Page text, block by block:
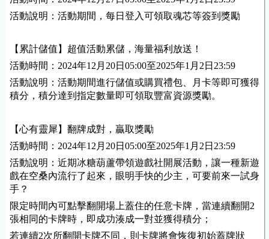
活動說明：活動期間，每日登入可領取魂芯等簽到獎勵
【累計儲值】超值活動累儲，海量福利放送！
活動時間：2024年12月20日05:00至2025年1月2日23:59
活動說明：活動期間進行儲值或購買禮包、月卡等即可獲得
積分，積分達到指定數量即可領取豐富資源獎勵。
【心有靈犀】翻牌成對，贏取獎勵
活動時間：2024年12月20日05:00至2025年1月2日23:59
活動說明：近期冰糖葫蘆帶領遊戲社開展活動，讓一種新遊
戲在空桑內流行了起來，眼明手快的少主，可要前來一試身
手？
限定時間內可點擊翻開場上蓋住的任意卡牌，當連續翻開2
張相同的卡牌時，即成功湊成一對並獲得積分；
若連續2次所翻開卡牌不同，則卡牌將會恢復初始蓋牌狀